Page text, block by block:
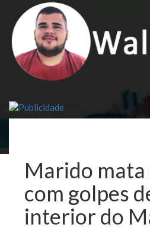
content
Marido
com golpes
interior do